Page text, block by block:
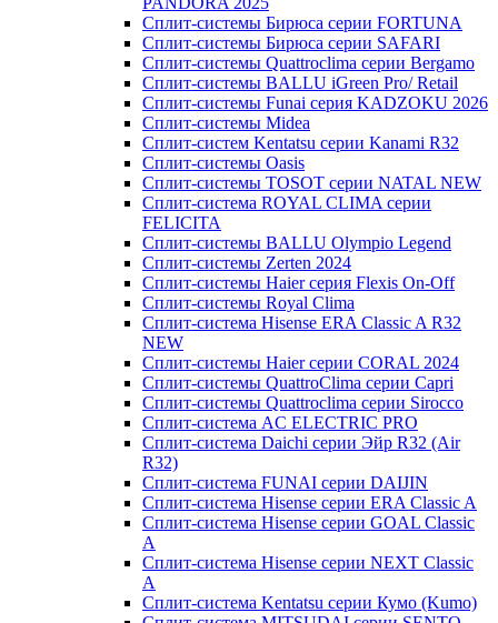
Сплит-системы Бирюса серии FORTUNA
Сплит-системы Бирюса серии SAFARI
Сплит-системы Quattroclima серии Bergamo
Сплит-системы BALLU iGreen Pro/ Retail
Сплит-системы Funai серия KADZOKU 2026
Сплит-системы Midea
Сплит-систем Kentatsu серии Kanami R32
Сплит-системы Oasis
Сплит-системы TOSOT серии NATAL NEW
Сплит-система ROYAL CLIMA серии
FELICITA
Сплит-системы BALLU Olympio Legend
Сплит-системы Zerten 2024
Сплит-системы Haier серия Flexis On-Off
Сплит-системы Royal Clima
Сплит-система Hisense ERA Classic A R32
NEW
Сплит-системы Haier cерии CORAL 2024
Сплит-системы QuattroClima серии Capri
Сплит-системы Quattroclima серии Sirocco
Сплит-система AC ELECTRIC PRO
Сплит-система Daichi серии Эйр R32 (Air
R32)
Сплит-система FUNAI серии DAIJIN
Сплит-система Hisense серии ERA Classic A
Сплит-система Hisense серии GOAL Classic
A
Сплит-система Hisense серии NEXT Classic
A
Сплит-система Kentatsu серии Кумо (Kumo)